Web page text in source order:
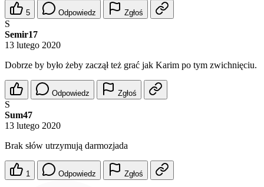
5 Odpowiedz Zgłoś
S
Semir17
13 lutego 2020
Dobrze by było żeby zaczął też grać jak Karim po tym zwichnięciu.
Odpowiedz Zgłoś
S
Sum47
13 lutego 2020
Brak słów utrzymują darmozjada
1 Odpowiedz Zgłoś